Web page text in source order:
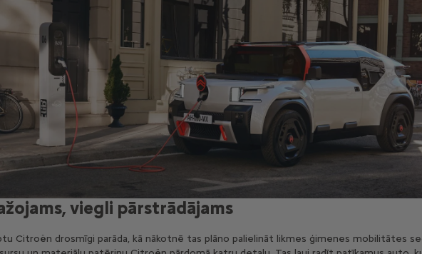
viegli pārstrādājams
Citroën drosmīgi parāda, kā nākotnē tas plāno palielināt likmes ģimenes mobilitātes